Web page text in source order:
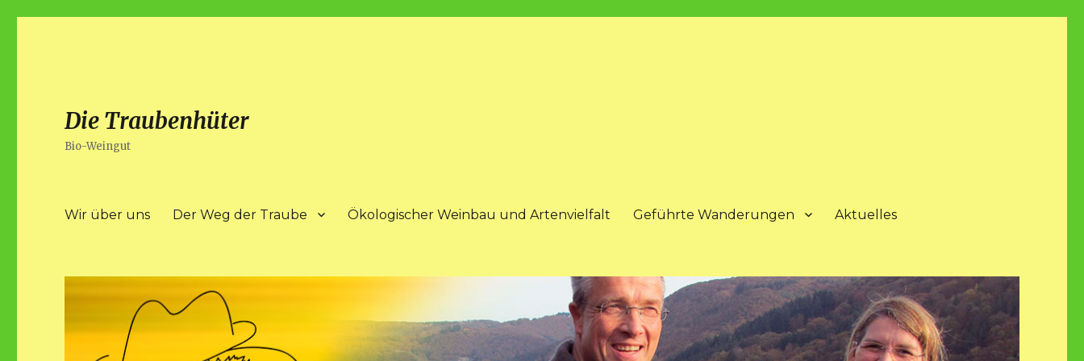
Die Traubenhüter
Bio-Weingut
Wir über uns Der Weg der Traube Ökologischer Weinbau und Artenvielfalt Geführte Wanderungen Aktuelles